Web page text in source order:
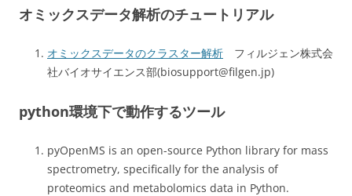
オミックスデータ解析のチュートリアル
オミックスデータのクラスター解析 フィルジェン株式会
社バイオサイエンス部(biosupport@filgen.jp)
python環境下で動作するツール
pyOpenMS is an open-source Python library for mass
spectrometry, specifically for the analysis of
proteomics and metabolomics data in Python.